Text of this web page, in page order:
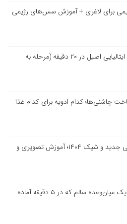
برای لاغری + آموزش سس‌های رژیمی
طرز تهیه اسپاگتی ایتالیایی اصیل در ۲۰ دقیقه (مرحله به
چاشنی‌ها؛ کدام ادویه برای کدام غذا
۱۰ مدل دسر یلدایی جدید و شیک ۱۴۰۴؛ آموزش تصویری و
دسر ماست و انار؛ یک میان‌وعده سالم که در ۵ دقیقه آماده